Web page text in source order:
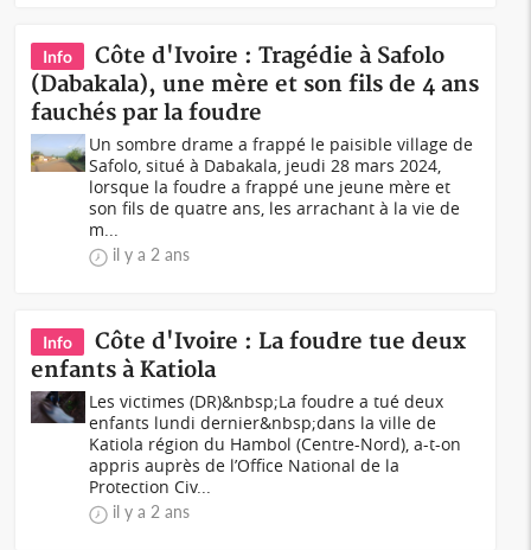
Info
Côte d'Ivoire : Tragédie à Safolo
(Dabakala), une mère et son fils de 4 ans
fauchés par la foudre
Un sombre drame a frappé le paisible village de
Safolo, situé à Dabakala, jeudi 28 mars 2024,
lorsque la foudre a frappé une jeune mère et
son fils de quatre ans, les arrachant à la vie de
m...
il y a 2 ans
Info
Côte d'Ivoire : La foudre tue deux
enfants à Katiola
Les victimes (DR)&nbsp;La foudre a tué deux
enfants lundi dernier&nbsp;dans la ville de
Katiola région du Hambol (Centre-Nord), a-t-on
appris auprès de l’Office National de la
Protection Civ...
il y a 2 ans